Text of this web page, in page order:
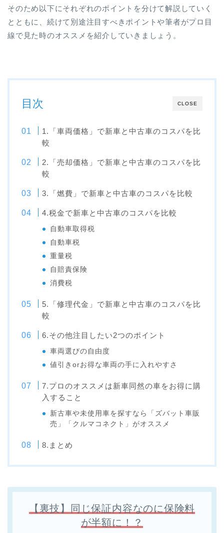
そのため以下にそれぞれのポイントを分けて解説していく
とともに、続けて別途注目すべきポイントや筆者がプロ目
線で見た時のオススメを紹介していきましょう。
CLOSE
目次
1.「車両価格」で新車と中古車のコスパを比
較
2.「売却価格」で新車と中古車のコスパを比
較
3.「燃費」で新車と中古車のコスパを比較
4.税金で新車と中古車のコスパを比較
自動車取得税
自動車税
重量税
自賠責保険
消費税
5.「修理代金」で新車と中古車のコスパを比
較
6.その他注目したい2つのポイント
車両選びの自由度
値引きorお得な車両の手に入れやすさ
7.プロのオススメは新車同然の車をお得に購
入すること
新古車や未使用車を探すなら「ズバット車販
売」「クルマコネクト」がオススメ
8.まとめ
【裏技】同じ保証内容なのに保険料
が半額に！？